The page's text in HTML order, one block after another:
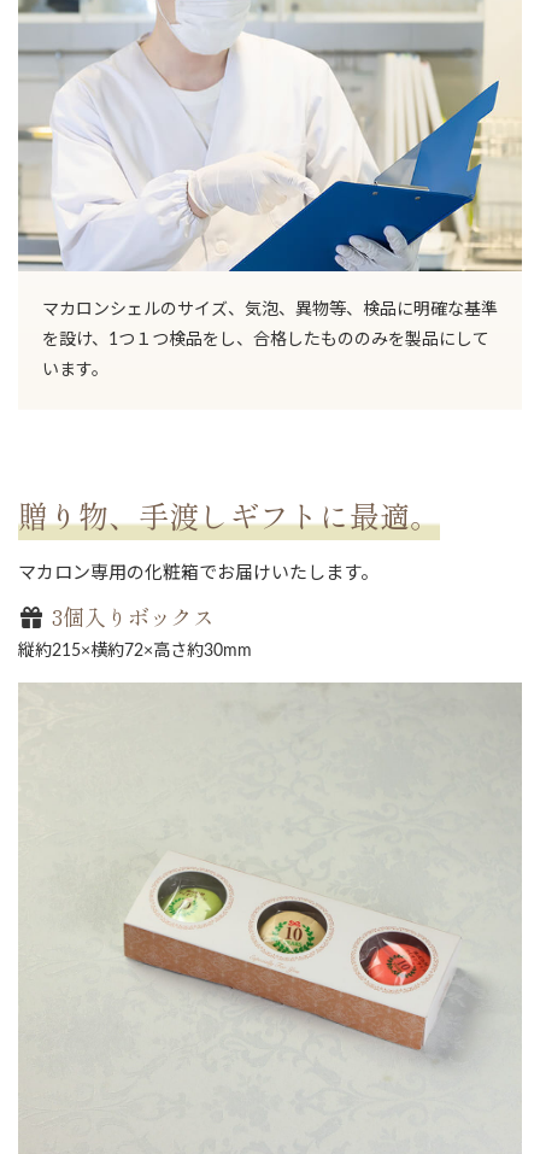
マカロンシェルのサイズ、気泡、異物等、検品に明確な基準
を設け、1つ１つ検品をし、合格したもののみを製品にして
います。
贈り物、手渡しギフトに最適。
マカロン専用の化粧箱でお届けいたします。
3個入りボックス
縦約215×横約72×高さ約30mm
お買い物を続ける